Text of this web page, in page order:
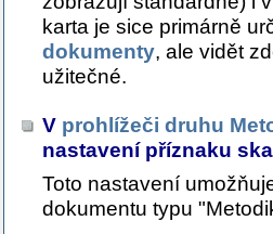
karta je sice primárně
dokumenty, ale vidět
užitečné.
V prohlížeči druhu
nastavení příznaku
Toto nastavení
dokumentu typu